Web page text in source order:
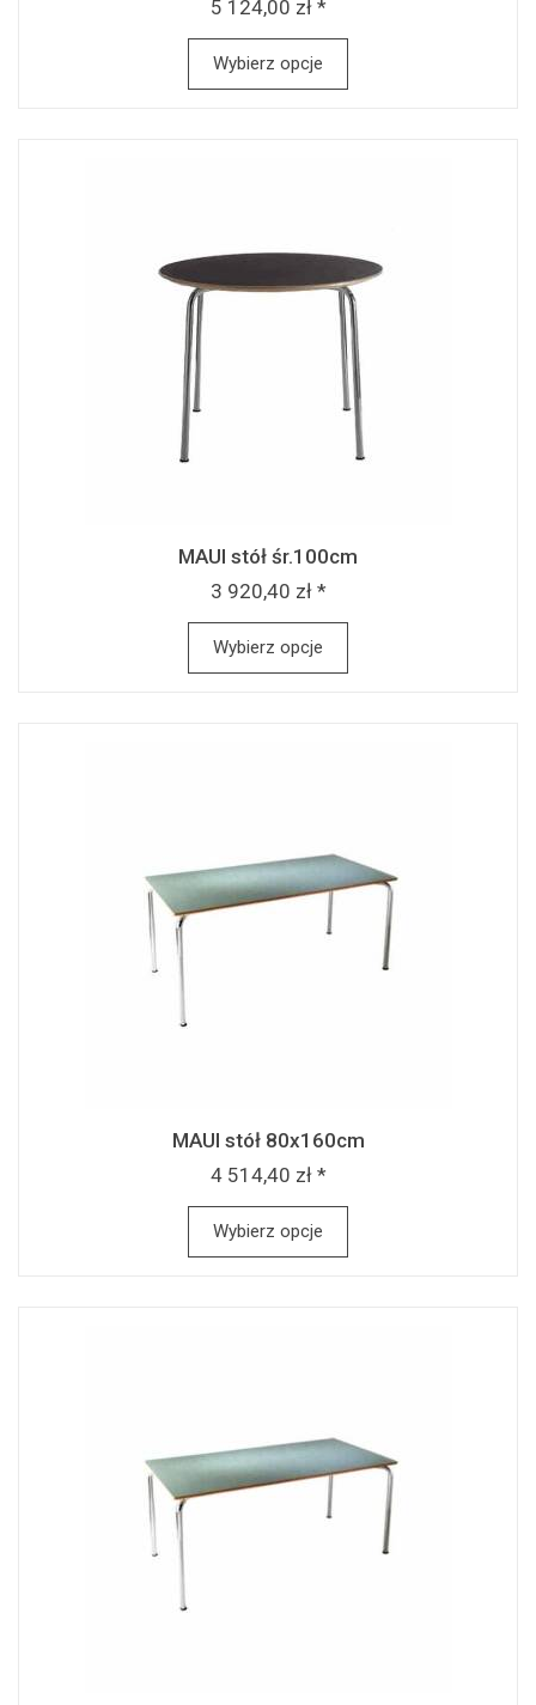
5 124,00 zł *
Wybierz opcje
MAUI stół śr.100cm
3 920,40 zł *
Wybierz opcje
MAUI stół 80x160cm
4 514,40 zł *
Wybierz opcje